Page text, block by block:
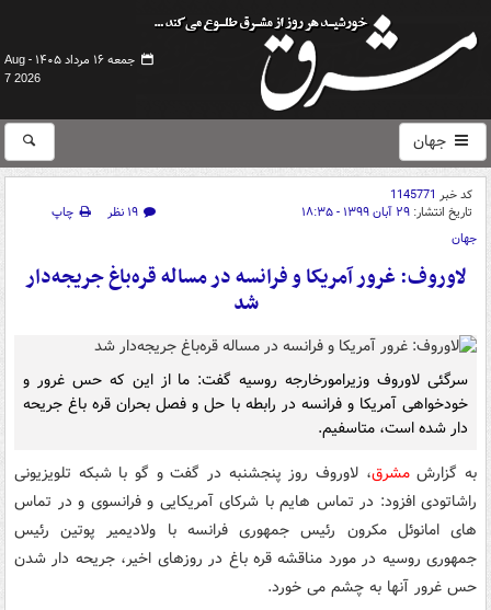
جمعه ۱۶ مرداد ۱۴۰۵ -
Aug
7 2026
جهان
کد خبر 1145771
تاریخ انتشار: ۲۹ آبان ۱۳۹۹ - ۱۸:۳۵ ۱۹ نظر
چاپ
جهان
لاوروف: غرور آمریکا و فرانسه در مساله قره‌باغ جریجه‌دار
شد
سرگئی لاوروف وزیرامورخارجه روسیه گفت: ما از این که حس غرور و
خودخواهی آمریکا و فرانسه در رابطه با حل و فصل بحران قره باغ جریحه
دار شده است، متاسفیم.
به گزارشمشرق، لاوروف روز پنجشنبه در گفت و گو با شبکه تلویزیونی
راشاتودی افزود: در تماس هایم با شرکای آمریکایی و فرانسوی و در تماس
های امانوئل مکرون رئیس جمهوری فرانسه با ولادیمیر پوتین رئیس
جمهوری روسیه در مورد مناقشه قره باغ در روزهای اخیر، جریحه دار شدن
حس غرور آنها به چشم می خورد.